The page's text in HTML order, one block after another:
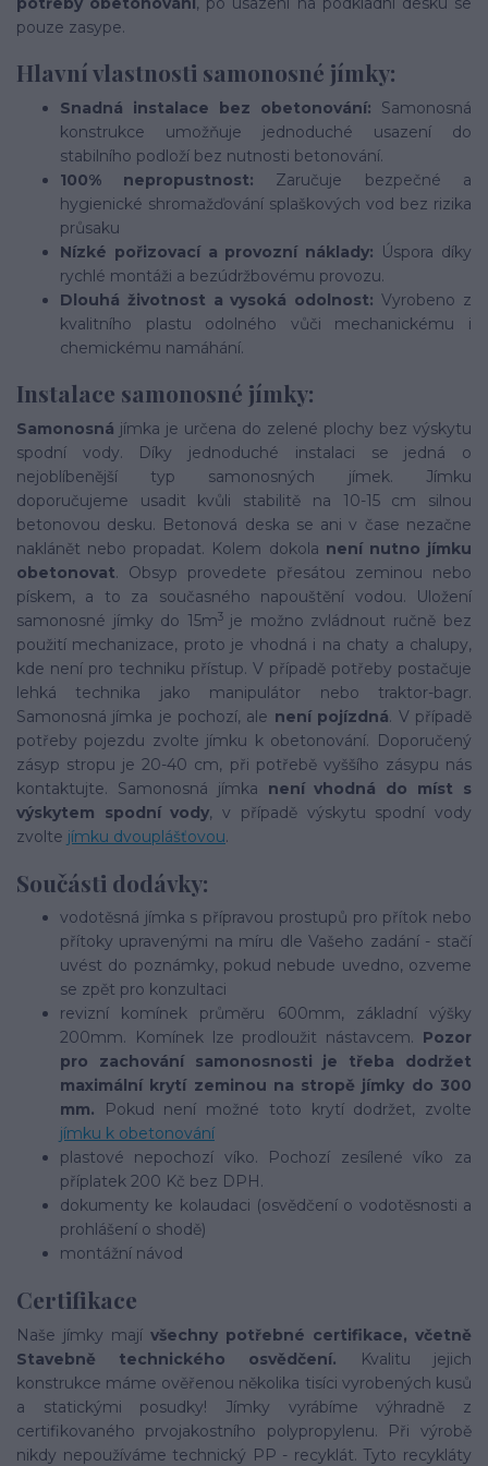
pouze zasype.
Hlavní vlastnosti samonosné jímky:
Snadná instalace bez obetonování: Samonosná
konstrukce umožňuje jednoduché usazení do
stabilního podloží bez nutnosti betonování.
100% nepropustnost: Zaručuje bezpečné a
hygienické shromažďování splaškových vod bez rizika
průsaku
Nízké pořizovací a provozní náklady: Úspora díky
rychlé montáži a bezúdržbovému provozu.
Dlouhá životnost a vysoká odolnost:Vyrobeno z
kvalitního plastu odolného vůči mechanickému i
chemickému namáhání.
Instalace samonosné jímky:
Samonosná jímka je určena do zelené plochy bez výskytu
spodní vody. Díky jednoduché instalaci se jedná o
nejoblíbenější typ samonosných jímek. Jímku
doporučujeme usadit kvůli stabilitě na 10-15 cm silnou
betonovou desku. Betonová deska se ani v čase nezačne
naklánět nebo propadat. Kolem dokola není nutno jímku
obetonovat. Obsyp provedete přesátou zeminou nebo
pískem, a to za současného napouštění vodou. Uložení
samonosné jímky do 15m3 je možno zvládnout ručně bez
použití mechanizace, proto je vhodná i na chaty a chalupy,
kde není pro techniku přístup. V případě potřeby postačuje
lehká technika jako manipulátor nebo traktor-bagr.
Samonosná jímka je pochozí, ale není pojízdná. V případě
potřeby pojezdu zvolte jímku k obetonování. Doporučený
zásyp stropu je 20-40 cm, při potřebě vyššího zásypu nás
kontaktujte. Samonosná jímka není vhodná do míst s
výskytem spodní vody, v případě výskytu spodní vody
zvolte jímku dvouplášťovou.
Součásti dodávky:
vodotěsná jímka s přípravou prostupů pro přítok nebo
přítoky upravenými na míru dle Vašeho zadání - stačí
uvést do poznámky, pokud nebude uvedno, ozveme
se zpět pro konzultaci
revizní komínek průměru 600mm, základní výšky
200mm. Komínek lze prodloužit nástavcem. Pozor
pro zachování samonosnosti je třeba dodržet
maximální krytí zeminou na stropě jímky do 300
mm.
Pokud není možné toto krytí dodržet, zvolte
jímku k obetonování
plastové nepochozí víko. Pochozí zesílené víko za
příplatek 200 Kč bez DPH.
dokumenty ke kolaudaci (osvědčení o vodotěsnosti a
prohlášení o shodě)
montážní návod
Certifikace
Naše jímky mají všechny potřebné certifikace, včetně
Stavebně technického osvědčení.
Kvalitu jejich
konstrukce máme ověřenou několika tisíci vyrobených kusů
a statickými posudky! Jímky vyrábíme výhradně z
certifikovaného prvojakostního polypropylenu. Při výrobě
nikdy nepoužíváme technický PP - recyklát. Tyto recykláty